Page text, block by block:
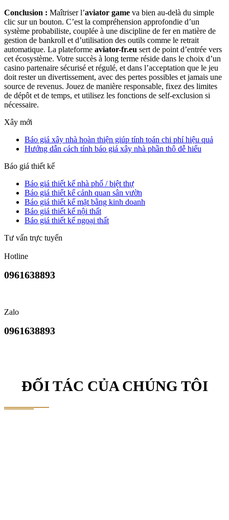
Conclusion : Maîtriser l’aviator game va bien au-delà du simple
clic sur un bouton. C’est la compréhension approfondie d’un
système probabiliste, couplée à une discipline de fer en matière de
gestion de bankroll et d’utilisation des outils comme le retrait
automatique. La plateforme aviator-fr.eu sert de point d’entrée vers
cet écosystème. Votre succès à long terme réside dans le choix d’un
casino partenaire sécurisé et régulé, et dans l’acceptation que le jeu
doit rester un divertissement, avec des pertes possibles et jamais une
source de revenus. Jouez de manière responsable, fixez des limites
de dépôt et de temps, et utilisez les fonctions de self-exclusion si
nécessaire.
Xây mới
Báo giá xây nhà hoàn thiện giúp tính toán chi phí hiệu quả
Hướng dẫn cách tính báo giá xây nhà phần thô dễ hiểu
Báo giá thiết kế
Báo giá thiết kế nhà phố / biệt thự
Báo giá thiết kế cảnh quan sân vườn
Báo giá thiết kế mặt bằng kinh doanh
Báo giá thiết kế nội thất
Báo giá thiết kế ngoại thất
Tư vấn trực tuyến
Hotline
0961638893
Zalo
0961638893
ĐỐI TÁC CỦA CHÚNG TÔI